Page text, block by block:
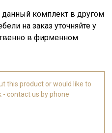
комплект в другом
на заказ уточняйте у
в фирменном
this product or would like to
- contact us by phone